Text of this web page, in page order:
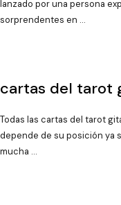
lanzado por una persona
sorprendentes en …
cartas del tarot
Todas las cartas del tarot
depende de su posición ya
mucha …